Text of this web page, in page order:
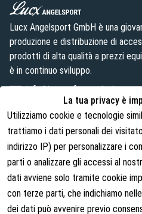
La tua privacy è
Utilizziamo cookie e tecnologie
trattiamo i dati personali dei
indirizzo IP) per personalizzare i
parti o analizzare gli accessi al
dati avviene solo tramite cookie
con terze parti, che indichiamo
dei dati può avvenire previo
Lucx Angelsport GmbH è una
produzione e distribuzione di
prodotti di alta qualità a prezzi
è in continuo sviluppo.
info@lust-aufs-angeln.de
Note legali
Termini e condizioni
Diritti di recesso